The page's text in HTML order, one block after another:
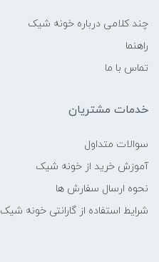
چند کلامی درباره خونه شیک
راهنما
تماس با ما
خدمات مشتریان
سوالات متداول
آموزش خرید از خونه شیک
نحوه ارسال سفارش ها
شرایط استفاده از گارانتی خونه شیک